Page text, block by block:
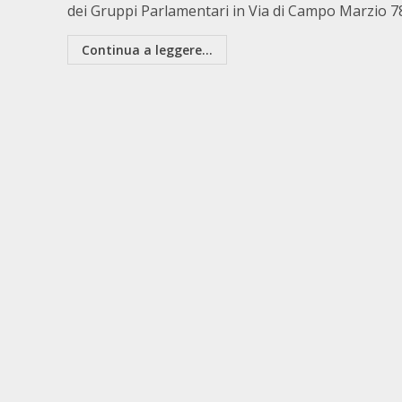
dei Gruppi Parlamentari in Via di Campo Marzio
Continua a leggere...